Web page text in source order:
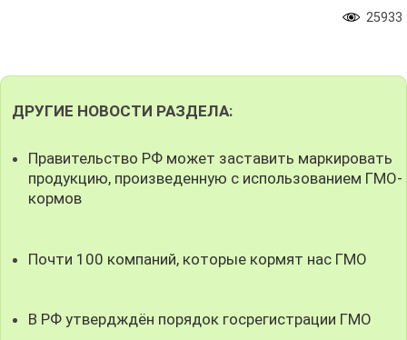
25933
ДРУГИЕ НОВОСТИ РАЗДЕЛА:
Правительство РФ может заставить маркировать
продукцию, произведенную с использованием ГМО-
кормов
Почти 100 компаний, которые кормят нас ГМО
В РФ утвердждён порядок госрегистрации ГМО